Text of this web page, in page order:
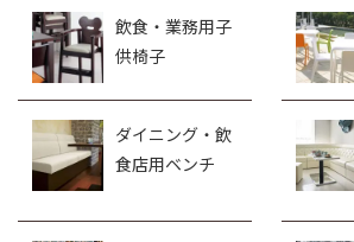
オフィス・業務
用チェア（背も
ラタン、ラタン
調チェア・籐椅